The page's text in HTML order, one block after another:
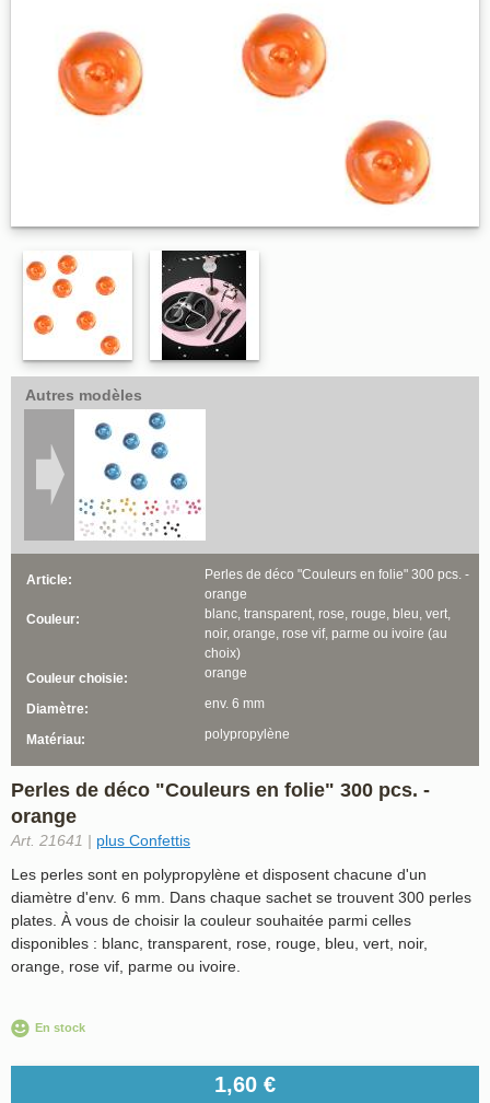
Perles de déco "Couleurs en folie" 300 pcs. -
orange
Art. 21641 | plus Confettis
Les perles sont en polypropylène et disposent chacune d'un
diamètre d'env. 6 mm. Dans chaque sachet se trouvent 300 perles
plates. À vous de choisir la couleur souhaitée parmi celles
disponibles : blanc, transparent, rose, rouge, bleu, vert, noir,
orange, rose vif, parme ou ivoire.
En stock
1,60 €
Autres modèles
Article:
Perles de déco "Couleurs en folie" 300 pcs. -
orange
Couleur:
blanc, transparent, rose, rouge, bleu, vert,
noir, orange, rose vif, parme ou ivoire (au
choix)
Couleur choisie:
orange
Diamètre: env. 6 mm
Matériau: polypropylène